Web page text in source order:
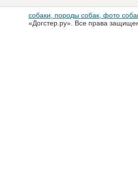
собаки, породы собак, фото
«Догстер.ру». Все права